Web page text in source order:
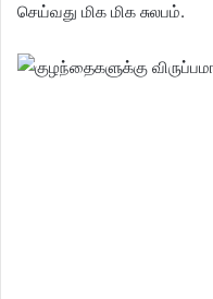
செய்வது மிக மிக சுலபம்.